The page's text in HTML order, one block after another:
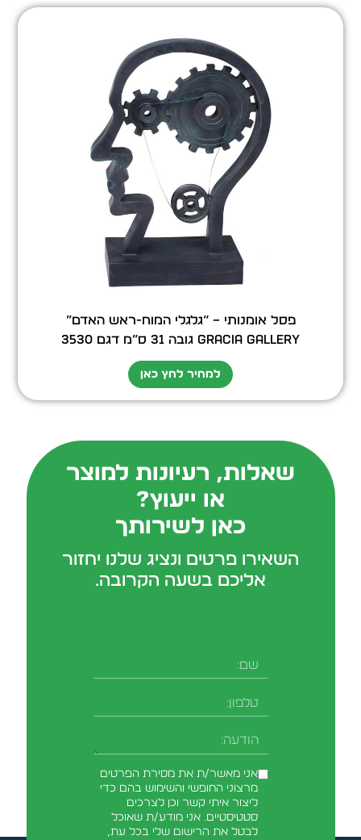
פסל אומנותי – “גלגלי המוח-ראש האדם”
GRACIA GALLERY גובה 31 ס”מ דגם 3530
למחיר לחץ כאן
שאלות, רעיונות למוצר
או ייעוץ?
כאן לשירותך
השאירו פרטים ונציג שלנו יחזור
אליכם בשעה הקרובה.
שם
טלפון
הודעה
אני מאשר/ת את מסירת הפרטים
מרצוני החופשי והשימוש בהם כדי
ליצור איתי קשר וכן לצרכים
סטטיסטיים. אני מודע/ת שאוכל
לבטל את הרישום שלי בכל עת,